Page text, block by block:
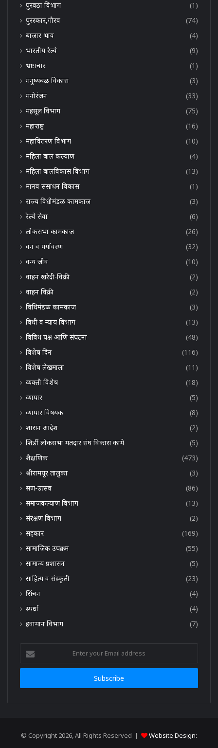
पुरवठा विभाग
(1)
पुरस्कार,गौरव
(74)
बाजार भाव
(4)
भारतीय रेल्वे
(9)
भ्रष्टाचार
(1)
मनुष्यबळ विकास
(3)
मनोरंजन
(33)
महसूल विभाग
(75)
महाराष्ट्र
(16)
महावितरण विभाग
(10)
महिला बाल कल्याण
(4)
महिला बालविकास विभाग
(13)
मानव संसाधन विकास
(1)
राज्य विधीमंडळ कामकाज
(3)
रेल्वे सेवा
(6)
लोकसभा कामकाज
(26)
वन व पर्यावरण
(32)
वन्य जीव
(10)
वाहन खरेदी-विक्री
(2)
वाहन विक्री
(2)
विधिमंडळ कामकाज
(3)
विधी व न्याय विभाग
(13)
विविध पक्ष आणि संघटना
(48)
विशेष दिन
(116)
विशेष लेखमाला
(11)
व्यक्ती विशेष
(18)
व्यापार
(5)
व्यापार विषयक
(8)
शासन आदेश
(2)
शिर्डी लोकसभा मतदार संघ विकास कामे
(5)
शैक्षणिक
(473)
श्रीरामपूर तालुका
(3)
सण-उत्सव
(86)
समाजकल्याण विभाग
(13)
संरक्षण विभाग
(2)
सहकार
(169)
सामाजिक उपक्रम
(55)
सामान्य प्रशासन
(5)
साहित्य व संस्कृती
(23)
सिंचन
(4)
स्पर्धा
(4)
हवामान विभाग
(7)
your
Email
© Copyright 2026, All Rights Reserved |
Website Design: